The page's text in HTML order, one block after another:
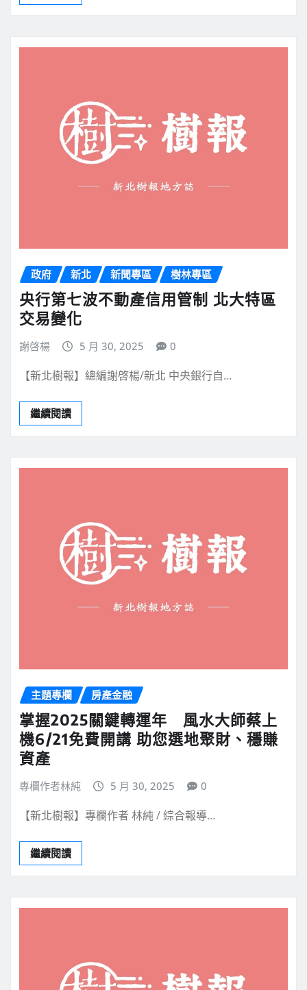
政府 新北 新聞專區 樹林專區
央行第七波不動產信用管制 北大特區
交易變化
謝啓楊 5 月 30, 2025 0
【新北樹報】總編謝啓楊/新北 中央銀行自…
繼續閱讀
主題專欄 房產金融
掌握2025關鍵轉運年 風水大師蔡上
機6/21免費開講 助您選地聚財、穩賺
資產
專欄作者林純 5 月 30, 2025 0
【新北樹報】專欄作者 林純 / 綜合報導…
繼續閱讀